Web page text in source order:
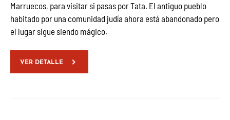
Marruecos, para visitar si pasas por Tata. El antiguo pueblo
habitado por una comunidad judía ahora está abandonado pero
el lugar sigue siendo mágico.
VER DETALLE